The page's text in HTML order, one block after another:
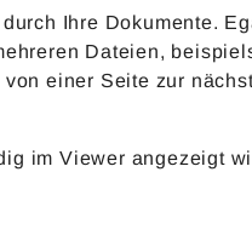
Ihre Dokumente.
Dateien,
einer Seite zur
im Viewer angezeigt